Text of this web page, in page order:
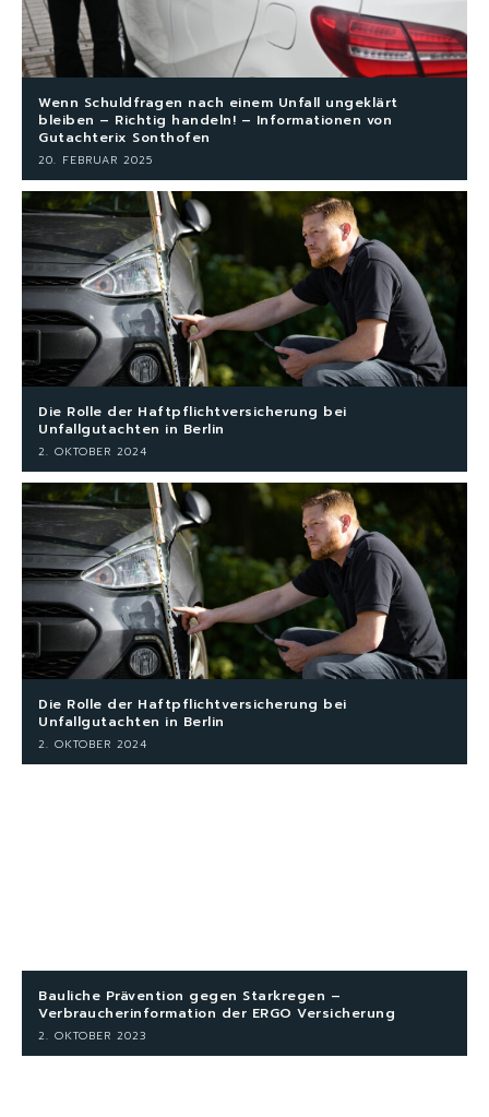
Wenn Schuldfragen nach einem Unfall ungeklärt
bleiben – Richtig handeln! – Informationen von
Gutachterix Sonthofen
20. FEBRUAR 2025
Die Rolle der Haftpflichtversicherung bei
Unfallgutachten in Berlin
2. OKTOBER 2024
Die Rolle der Haftpflichtversicherung bei
Unfallgutachten in Berlin
2. OKTOBER 2024
Bauliche Prävention gegen Starkregen –
Verbraucherinformation der ERGO Versicherung
2. OKTOBER 2023